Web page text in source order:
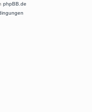
phpBB.de